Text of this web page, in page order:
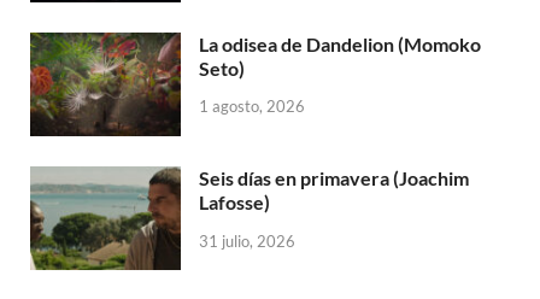
La odisea de Dandelion (Momoko
Seto)
1 agosto, 2026
Seis días en primavera (Joachim
Lafosse)
31 julio, 2026